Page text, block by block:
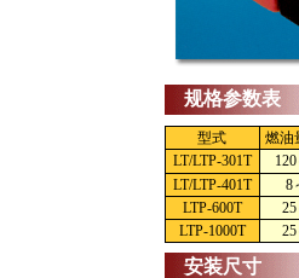
规格参数表
型式 燃油
LT/LTP-301T
LT/LTP-401T 8
LTP-600T
LTP-1000T
安装尺寸